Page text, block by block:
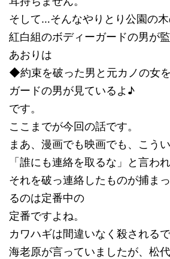
そして…そんなやりとり公園の
紅白組のボディーガードの男が
あおりは
◆約束を破った男と元カノの女
ガードの男が見ているよ♪
です。
ここまでが今回の話です。
まあ、漫画でも映画でも、こう
「誰にも連絡を取るな」と言わ
それを破っ連絡したものが捕ま
るのは定番中の
定番ですよね。
カワハギは間違いなく殺される
海老原が言っていましたが、松